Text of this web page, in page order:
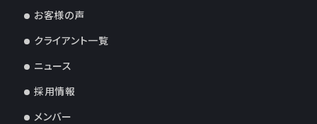
お客様の声
クライアント一覧
ニュース
採用情報
メンバー